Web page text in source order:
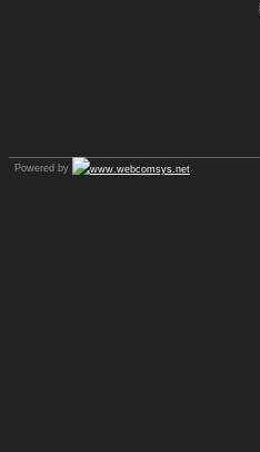
Powered by .